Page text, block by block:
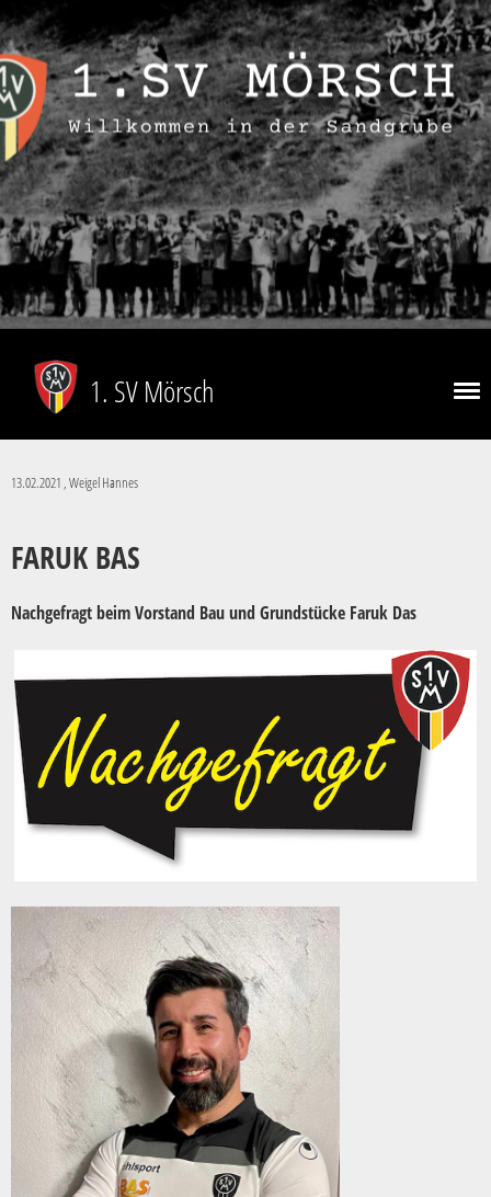
1. SV Mörsch
13.02.2021 , Weigel Hannes
FARUK BAS
Nachgefragt beim Vorstand Bau und Grundstücke Faruk Das